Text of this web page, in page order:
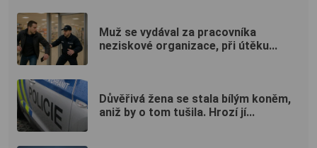
Muž se vydával za pracovníka
neziskové organizace, při útěku...
Důvěřivá žena se stala bílým koněm,
aniž by o tom tušila. Hrozí jí...